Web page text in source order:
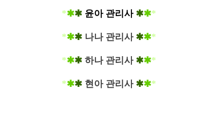
*✱✱ 윤아 관리사 ✱✱*
*✱✱ 나나 관리사 ✱✱*
*✱✱ 하나 관리사 ✱✱*
*✱✱ 현아 관리사 ✱✱*